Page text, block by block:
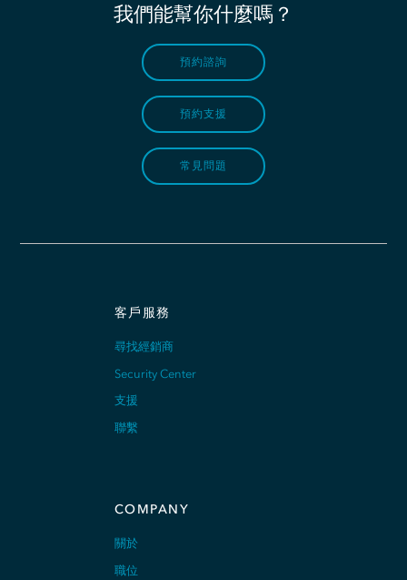
我們能幫你什麼嗎？
預約諮詢
預約支援
常見問題
客戶服務
尋找經銷商
Security Center
支援
聯繫
COMPANY
關於
職位